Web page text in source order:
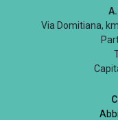
Via Domitiana,